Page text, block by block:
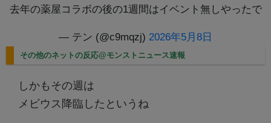
去年の薬屋コラボの後の1週間はイベント無しやったで
— テン (@c9mqzj) 2026年5月8日
その他のネットの反応@モンストニュース速報
しかもその週は
メビウス降臨したというね